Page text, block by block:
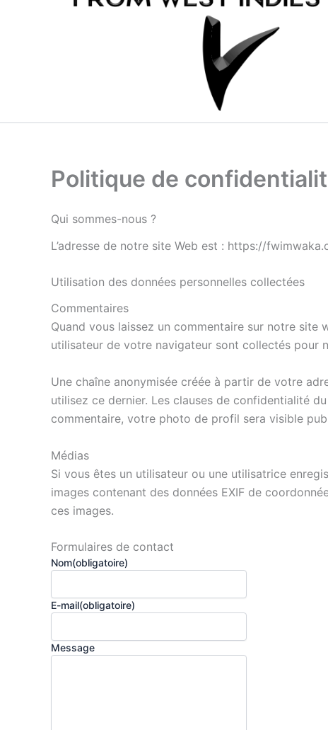
Politique de
Qui sommes-nous ?
L’adresse de notre site Web est : https://
Utilisation des données personnelles collectées
Commentaires
Quand vous laissez un commentaire sur notre site
utilisateur de votre navigateur sont collectés pour
Une chaîne anonymisée créée à partir de votre
utilisez ce dernier. Les clauses de confidentialité
commentaire, votre photo de profil sera visible
Médias
Si vous êtes un utilisateur ou une utilisatrice
images contenant des données EXIF de
ces images.
Formulaires de contact
Nom(obligatoire)
E-mail(obligatoire)
Message